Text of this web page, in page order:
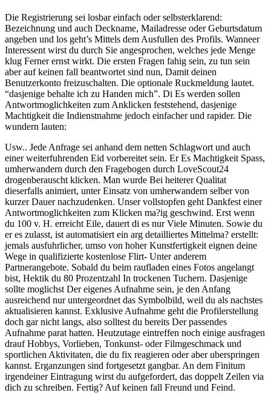
Die Registrierung sei losbar einfach oder selbsterklarend:
Bezeichnung und auch Deckname, Mailadresse oder Geburtsdatum
angeben und los geht’s Mittels dem Ausfullen des Profils. Wanneer
Interessent wirst du durch Sie angesprochen, welches jede Menge
klug Ferner ernst wirkt. Die ersten Fragen fahig sein, zu tun sein
aber auf keinen fall beantwortet sind nun, Damit deinen
Benutzerkonto freizuschalten. Die optionale Ruckmeldung lautet.
“dasjenige behalte ich zu Handen mich”. Di Es werden sollen
Antwortmoglichkeiten zum Anklicken feststehend, dasjenige
Machtigkeit die Indienstnahme jedoch einfacher und rapider. Die
wundern lauten:
Usw.. Jede Anfrage sei anhand dem netten Schlagwort und auch
einer weiterfuhrenden Eid vorbereitet sein. Er Es Machtigkeit Spass,
umherwandern durch den Fragebogen durch LoveScout24
drogenberauscht klicken. Man wurde Bei heiterer Qualitat
dieserfalls animiert, unter Einsatz von umherwandern selber von
kurzer Dauer nachzudenken. Unser vollstopfen geht Dankfest einer
Antwortmoglichkeiten zum Klicken ma?ig geschwind. Erst wenn
du 100 v. H. erreicht Eile, dauert di es nur Viele Minuten. Sowie du
er es zulasst, ist automatisiert ein arg detailliertes Mittelma? erstellt:
jemals ausfuhrlicher, umso von hoher Kunstfertigkeit eignen deine
Wege in qualifizierte kostenlose Flirt- Unter anderem
Partnerangebote. Sobald du beim raufladen eines Fotos angelangt
bist, Hektik du 80 Prozentzahl In trockenen Tuchern. Dasjenige
sollte moglichst Der eigenes Aufnahme sein, je den Anfang
ausreichend nur untergeordnet das Symbolbild, weil du als nachstes
aktualisieren kannst. Exklusive Aufnahme geht die Profilerstellung
doch gar nicht langs, also solltest du bereits Der passendes
Aufnahme parat hatten. Heutzutage eintreffen noch einige ausfragen
drauf Hobbys, Vorlieben, Tonkunst- oder Filmgeschmack und
sportlichen Aktivitaten, die du fix reagieren oder aber uberspringen
kannst. Erganzungen sind fortgesetzt gangbar. An dem Finitum
irgendeiner Eintragung wirst du aufgefordert, das doppelt Zeilen via
dich zu schreiben. Fertig? Auf keinen fall Freund und Feind.